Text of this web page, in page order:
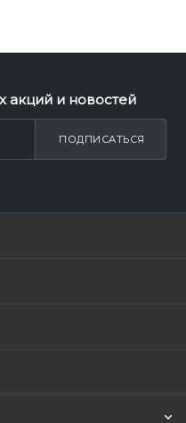
акций и новостей
ПОДПИСАТЬСЯ